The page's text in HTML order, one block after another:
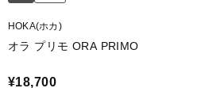
HOKA(ホカ)
オラ プリモ ORA PRIMO
¥18,700